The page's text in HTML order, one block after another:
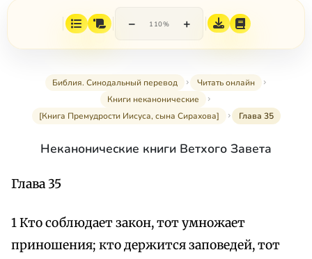
− 110% +
Библия. Синодальный перевод
Читать онлайн
Книги неканонические
[Книга Премудрости Иисуса, сына Сирахова]
Глава 35
Неканонические книги Ветхого Завета
Глава 35
1 Кто соблюдает закон, тот умножает
приношения; кто держится заповедей, тот